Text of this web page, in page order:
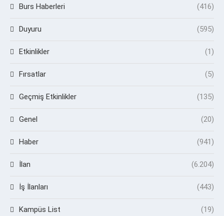
Burs Haberleri (416)
Duyuru (595)
Etkinlikler (1)
Fırsatlar (5)
Geçmiş Etkinlikler (135)
Genel (20)
Haber (941)
İlan (6.204)
İş İlanları (443)
Kampüs List (19)